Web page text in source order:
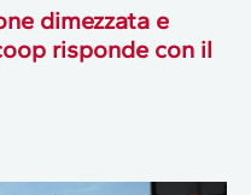
dimezzata e
risponde con il